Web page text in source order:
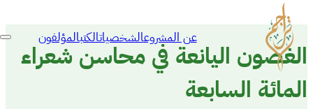
عن المشروعالشخصياتالكتبالمؤلفون
الغصون اليانعة في محاسن شعراء
المائة السابعة